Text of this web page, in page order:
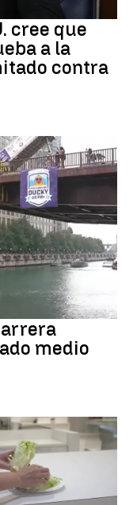
cree que
a la
contra
medio